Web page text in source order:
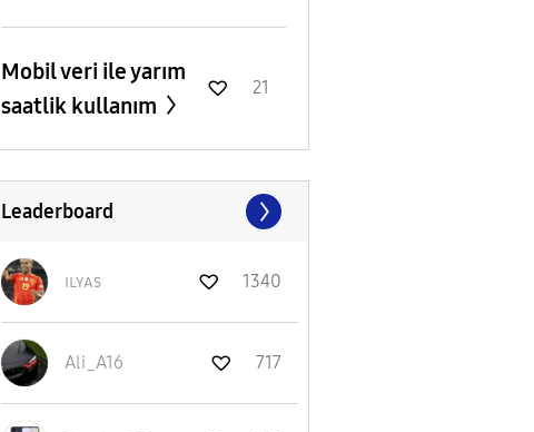
Mobil veri ile yarım
saatlik kullanım
21
Leaderboard
ɪʟʏᴀs 1340
Ali_A16 717